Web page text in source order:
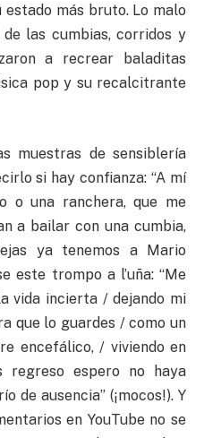
más bruto. Lo malo
las cumbias, corridos y
a recrear baladitas
pop y su recalcitrante
muestras de sensiblería
si hay confianza: “A mí
o una ranchera, que me
a bailar con una cumbia,
ya tenemos a Mario
este trompo a l’uña: “Me
vida incierta / dejando mi
que lo guardes / como un
encefálico, / viviendo en
regreso espero no haya
de ausencia” (¡mocos!). Y
en YouTube no se